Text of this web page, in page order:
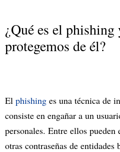
¿Qué es el
protegemos de él?
El phishing es una técnica de
consiste en engañar a un
personales. Entre ellos pueden
otras contraseñas de